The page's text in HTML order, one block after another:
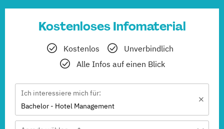
Kostenloses Infomaterial
Kostenlos
Unverbindlich
Alle Infos auf einen Blick
Ich interessiere mich für:
Bachelor - Hotel Management